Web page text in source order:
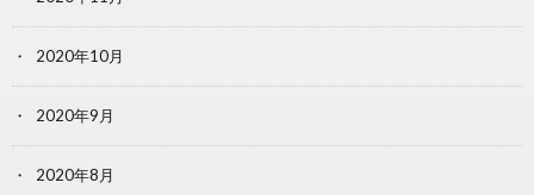
2020年10月
2020年9月
2020年8月